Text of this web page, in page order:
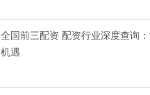
全国前三配资 配资行业深度查询
机遇